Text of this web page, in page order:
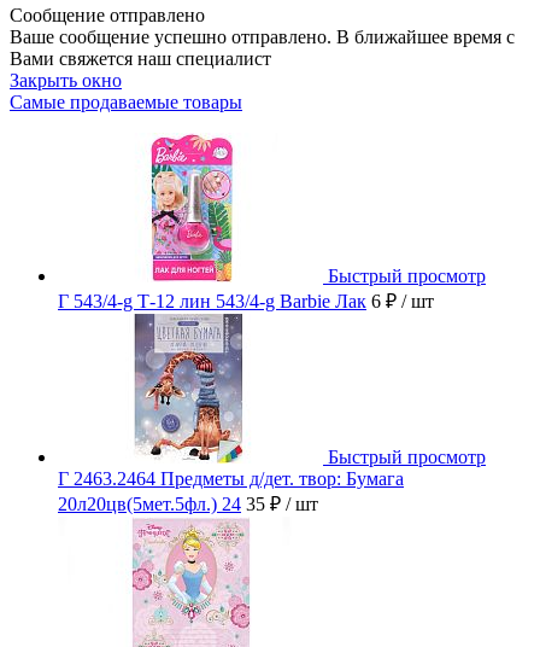
Сообщение отправлено
Ваше сообщение успешно отправлено. В ближайшее время с
Вами свяжется наш специалист
Закрыть окно
Самые продаваемые товары
Быстрый просмотр
Г 543/4-g Т-12 лин 543/4-g Barbie Лак 6 ₽ / шт
Быстрый просмотр
Г 2463.2464 Предметы д/дет. твор: Бумага
20л20цв(5мет.5фл.) 24 35 ₽ / шт